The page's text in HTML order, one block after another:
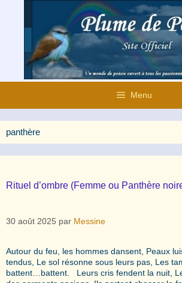
contenu
Menu
panthère
Rituel d’ombre (Femme ou Panthère
30 août 2025 par Messine
Autour du feu, les hommes dansent, Peaux
tendus, Le sol résonne sous leurs pas, Les
battent…battent. Leurs cris fendent la nuit,